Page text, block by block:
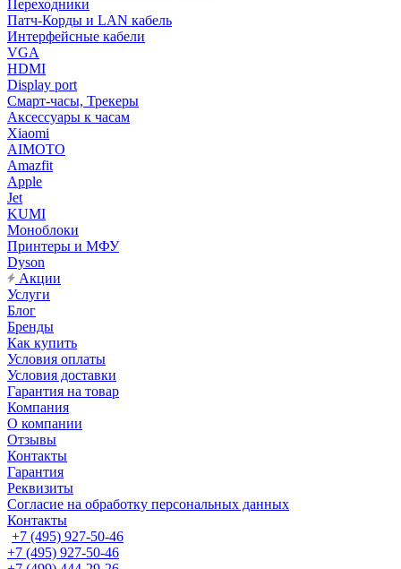
Переходники
Патч-Корды и LAN кабель
Интерфейсные кабели
VGA
HDMI
Display port
Смарт-часы, Трекеры
Аксессуары к часам
Xiaomi
AIMOTO
Amazfit
Apple
Jet
KUMI
Моноблоки
Принтеры и МФУ
Dyson
Акции
Услуги
Блог
Бренды
Как купить
Условия оплаты
Условия доставки
Гарантия на товар
Компания
О компании
Отзывы
Контакты
Гарантия
Реквизиты
Согласие на обработку персональных данных
Контакты
+7 (495) 927-50-46
+7 (495) 927-50-46